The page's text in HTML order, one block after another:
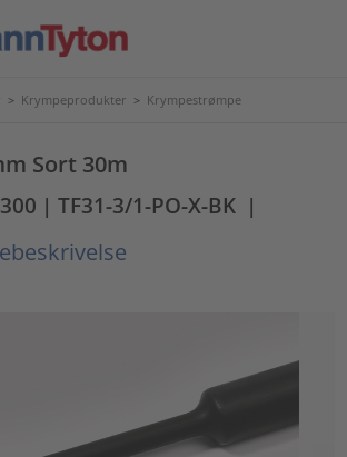
> Krympeprodukter > Krympestrømpe
Sort 30m
| TF31-3/1-PO-X-BK |